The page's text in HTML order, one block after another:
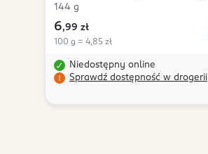
144 g
6,99 zł
100 g = 4,85 zł
Niedostępny online
Sprawdź dostępność w drogerii